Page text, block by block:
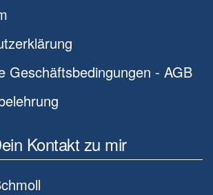
Geschäftsbedingungen - AGB
Kontakt zu mir